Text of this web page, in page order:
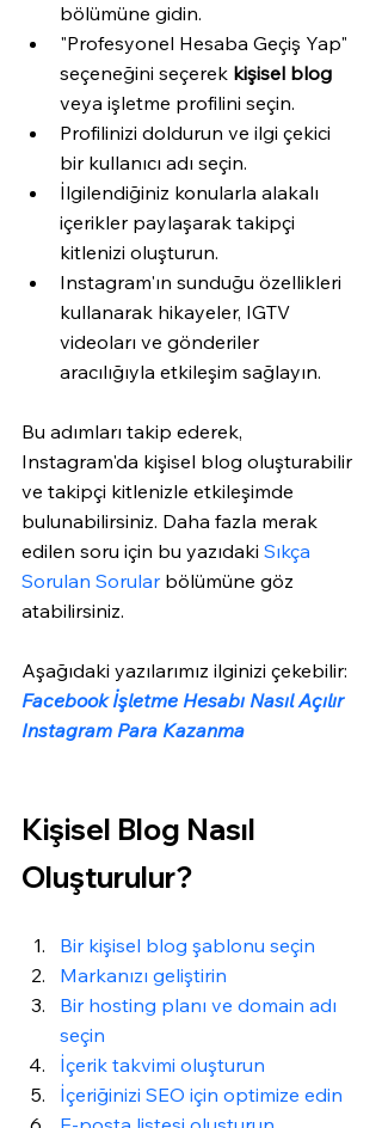
bölümüne gidin.
"Profesyonel Hesaba Geçiş Yap"
seçeneğini seçerek kişisel blog
veya işletme profilini seçin.
Profilinizi doldurun ve ilgi çekici
bir kullanıcı adı seçin.
İlgilendiğiniz konularla alakalı
içerikler paylaşarak takipçi
kitlenizi oluşturun.
Instagram'ın sunduğu özellikleri
kullanarak hikayeler, IGTV
videoları ve gönderiler
aracılığıyla etkileşim sağlayın.
Bu adımları takip ederek,
Instagram'da kişisel blog oluşturabilir
ve takipçi kitlenizle etkileşimde
bulunabilirsiniz. Daha fazla merak
edilen soru için bu yazıdaki Sıkça
Sorulan Sorular bölümüne göz
atabilirsiniz.
Aşağıdaki yazılarımız ilginizi çekebilir:
Facebook İşletme Hesabı Nasıl Açılır
Instagram Para Kazanma
Kişisel Blog Nasıl
Oluşturulur?
Bir kişisel blog şablonu seçin
Markanızı geliştirin
Bir hosting planı ve domain adı
seçin
İçerik takvimi oluşturun
İçeriğinizi SEO için optimize edin